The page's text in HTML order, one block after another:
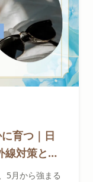
育つ｜日
線対策と血
5月から強まる